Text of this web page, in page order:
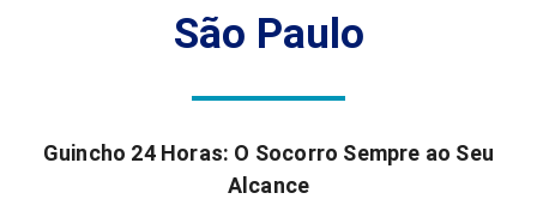
São Paulo
Guincho 24 Horas: O Socorro Sempre ao Seu
Alcance